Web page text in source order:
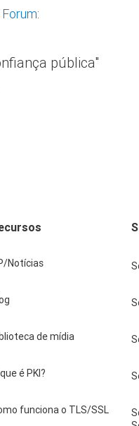
:
pública"
Notícias
de mídia
é PKI?
funciona o TLS/SSL